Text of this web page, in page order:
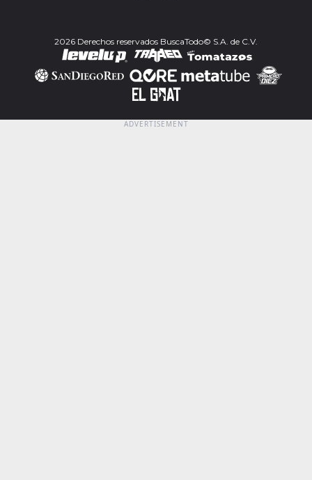
2026 Derechos reservados BuscaTodo© S.A. de C.V.